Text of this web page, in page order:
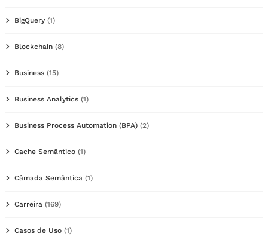
BigQuery (1)
Blockchain (8)
Business (15)
Business Analytics (1)
Business Process Automation (BPA) (2)
Cache Semântico (1)
Câmada Semântica (1)
Carreira (169)
Casos de Uso (1)